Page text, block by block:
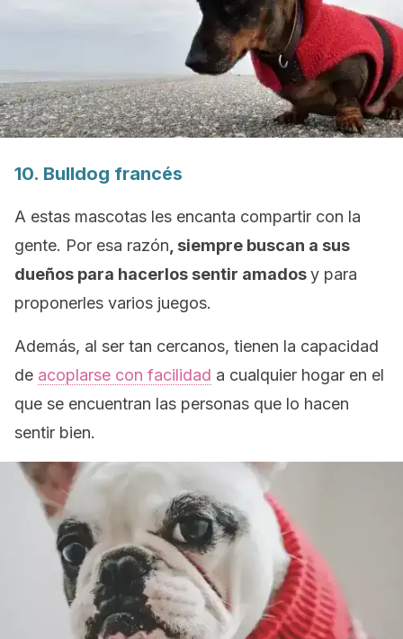
10. Bulldog francés
A estas mascotas les encanta compartir con la
gente. Por esa razón , siempre buscan a sus
dueños para hacerlos sentir amadosy para
proponerles varios juegos.
Además, al ser tan cercanos, tienen la capacidad
de acoplarse con facilidad a cualquier hogar en el
que se encuentran las personas que lo hacen
sentir bien.